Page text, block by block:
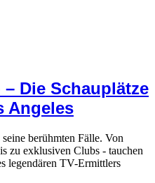
Die Schauplätze
Angeles
berühmten Fälle. Von
zu exklusiven Clubs - tauchen
legendären TV-Ermittlers